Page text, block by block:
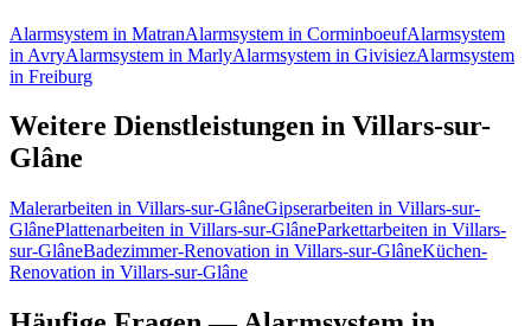
Alarmsystem in MatranAlarmsystem in CorminboeufAlarmsystem
in AvryAlarmsystem in MarlyAlarmsystem in GivisiezAlarmsystem
in Freiburg
Weitere Dienstleistungen in Villars-sur-
Glâne
Malerarbeiten in Villars-sur-GlâneGipserarbeiten in Villars-sur-
GlânePlattenarbeiten in Villars-sur-GlâneParkettarbeiten in Villars-
sur-GlâneBadezimmer-Renovation in Villars-sur-GlâneKüchen-
Renovation in Villars-sur-Glâne